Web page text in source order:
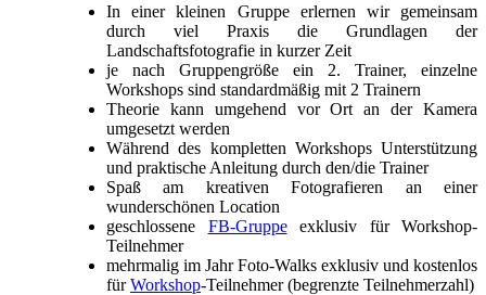
In einer kleinen Gruppe erlernen wir gemeinsam
durch viel Praxis die Grundlagen der
Landschaftsfotografie in kurzer Zeit
je nach Gruppengröße ein 2. Trainer, einzelne
Workshops sind standardmäßig mit 2 Trainern
Theorie kann umgehend vor Ort an der Kamera
umgesetzt werden
Während des kompletten Workshops Unterstützung
und praktische Anleitung durch den/die Trainer
Spaß am kreativen Fotografieren an einer
wunderschönen Location
geschlossene FB-Gruppeexklusiv für Workshop-
Teilnehmer
mehrmalig im Jahr Foto-Walks exklusiv und kostenlos
fürWorkshop-Teilnehmer (begrenzte Teilnehmerzahl)